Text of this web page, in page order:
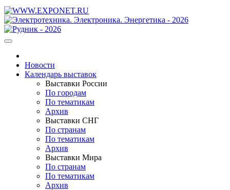
Новости
Календарь выставок
Выставки России
По городам
По тематикам
Архив
Выставки СНГ
По странам
По тематикам
Архив
Выставки Мира
По странам
По тематикам
Архив